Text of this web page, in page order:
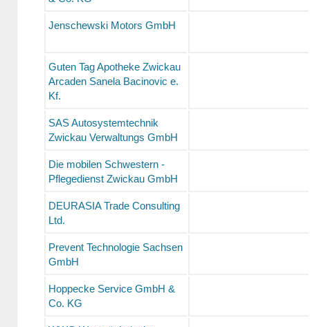
Jenschewski Motors GmbH
Guten Tag Apotheke Zwickau
Arcaden Sanela Bacinovic e.
Kf.
SAS Autosystemtechnik
Zwickau Verwaltungs GmbH
Die mobilen Schwestern -
Pflegedienst Zwickau GmbH
DEURASIA Trade Consulting
Ltd.
Prevent Technologie Sachsen
GmbH
Hoppecke Service GmbH &
Co. KG